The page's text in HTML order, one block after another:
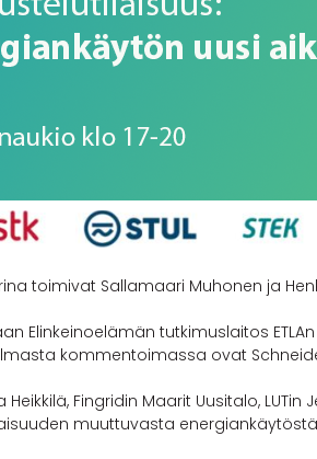
toimivat Sallamaari Muhonen ja
Elinkeinoelämän tutkimuslaitos
kommentoimassa ovat
Heikkilä, Fingridin Maarit Uusitalo,
muuttuvasta